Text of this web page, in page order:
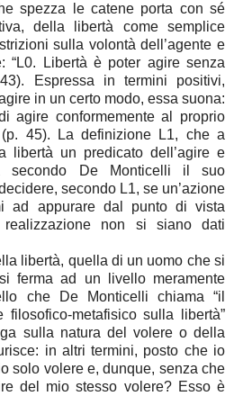
spezza le catene porta con sé
della libertà come semplice
sulla volontà dell’agente e
“L0. Libertà è poter agire senza
Espressa in termini positivi,
in un certo modo, essa suona:
agire conformemente al proprio
(p. 45). La definizione L1, che a
libertà un predicato dell’agire e
secondo De Monticelli il suo
secondo L1, se un’azione
ad appurare dal punto di vista
non si siano dati
libertà, quella di un uomo che si
ferma ad un livello meramente
che De Monticelli chiama “il
filosofico-metafisico sulla libertà”
sulla natura del volere o della
in altri termini, posto che io
solo volere e, dunque, senza che
del mio stesso volere? Esso è